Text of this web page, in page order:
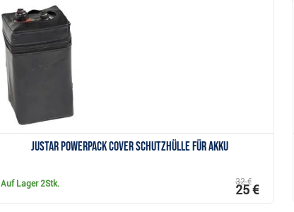
JuStar Powerpack Cover Schutzhülle für Akku
Auf Lager2Stk. 32 €
25 €